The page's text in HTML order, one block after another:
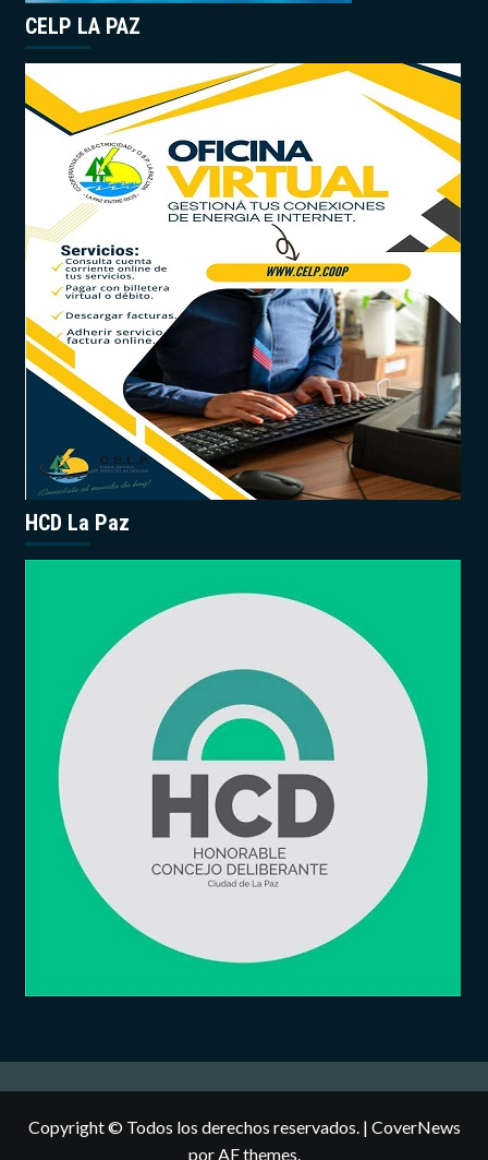
CELP LA PAZ
HCD La Paz
Copyright © Todos los derechos reservados. | CoverNews
por AF themes.